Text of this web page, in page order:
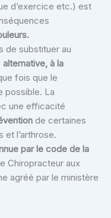
d’exercice etc.) est
de substituer au
alternative, à la
fois que le
possible. La
une efficacité
de certaines
et l’arthrose.
par le code de la
Chiropracteur aux
agréé par le ministère